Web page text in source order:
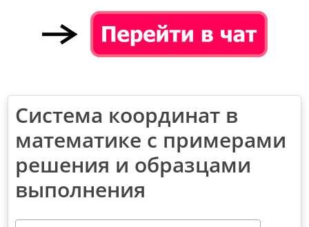
Система координат в
математике с примерами
решения и образцами
выполнения